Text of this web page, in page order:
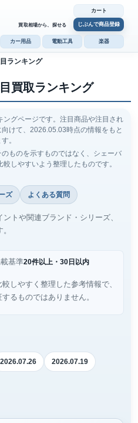
買取相場から、探せる
カート
じぶんで商品登録
カー用品 電動工具 楽器
商品登録
ランキング
買取ランキング
ングページです。注目商品や注目され
けて、2026.05.03時点の情報をもと
。
ものを示すものではなく、シェーバ
しやすいよう整理したものです。
ズ よくある質問
トや関連ブランド・シリーズ、
基準20件以上・30日以内
しやすく整理した参考情報で、
るものではありません。
2026.07.26 2026.07.19